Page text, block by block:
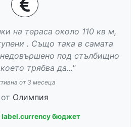
на тераса около 110 кв м,
. Също така в самата
под стълбищно
трябва да..."
от 3 месеца
от Олимпия
label.currency бюджет